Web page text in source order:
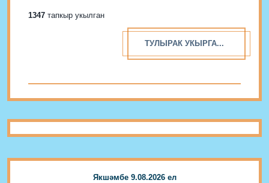
нарат һәм бүк агачлары алма, печенье, шикәр
1347 тапкыр укылган
ТУЛЫРАК УКЫРГА...
Якшәмбе 9.08.2026 ел